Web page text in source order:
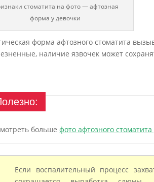
стоматита на фото — афтозная
форма у девочки
форма афтозного стоматита
наличие язвочек может
больше фото афтозного стоматита
Если воспалительный процесс